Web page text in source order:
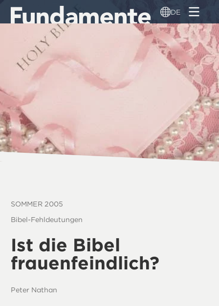
Direkt
zum
DE
SOMMER 2005
Bibel-Fehldeutungen
Ist die Bibel
frauenfeindlich?
Peter Nathan